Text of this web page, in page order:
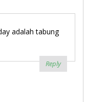
adalah tabung
Reply